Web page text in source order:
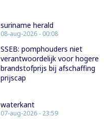
suriname herald
08-aug-2026 - 00:08
SSEB: pomphouders niet
verantwoordelijk voor hogere
brandstofprijs bij afschaffing
prijscap
waterkant
07-aug-2026 - 23:59